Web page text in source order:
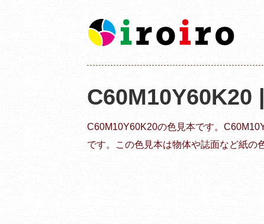
C60M10Y60K20
C60M10Y60K20の色見本です。
です。この色見本は物体や誌面など紙の